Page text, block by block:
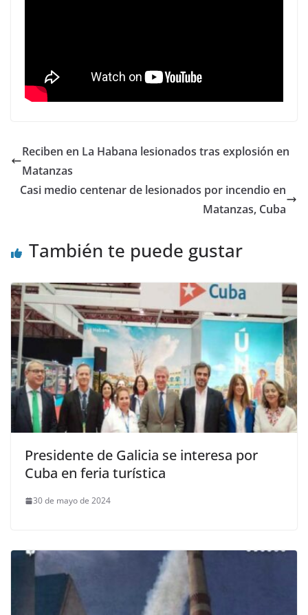
Reciben en La Habana lesionados tras explosión en
Matanzas
Casi medio centenar de lesionados por incendio en
Matanzas, Cuba
También te puede gustar
Presidente de Galicia se interesa por
Cuba en feria turística
30 de mayo de 2024